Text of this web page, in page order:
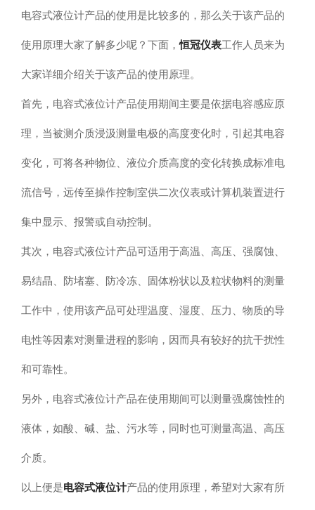
电容式液位计产品的使用是比较多的，那么关于该产品的
使用原理大家了解多少呢？下面，恒冠仪表工作人员来为
大家详细介绍关于该产品的使用原理。
首先，电容式液位计产品使用期间主要是依据电容感应原
理，当被测介质浸汲测量电极的高度变化时，引起其电容
变化，可将各种物位、液位介质高度的变化转换成标准电
流信号，远传至操作控制室供二次仪表或计算机装置进行
集中显示、报警或自动控制。
其次，电容式液位计产品可适用于高温、高压、强腐蚀、
易结晶、防堵塞、防冷冻、固体粉状以及粒状物料的测量
工作中，使用该产品可处理温度、湿度、压力、物质的导
电性等因素对测量进程的影响，因而具有较好的抗干扰性
和可靠性。
另外，电容式液位计产品在使用期间可以测量强腐蚀性的
液体，如酸、碱、盐、污水等，同时也可测量高温、高压
介质。
以上便是电容式液位计产品的使用原理，希望对大家有所